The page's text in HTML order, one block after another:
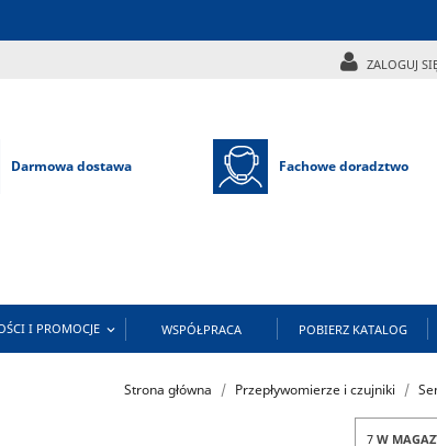
ZALOGUJ
Darmowa dostawa Fachowe doradztwo
I PROMOCJE  WSPÓŁPRACA POBIERZ KATALOG
Strona główna Przepływomierze i czujniki
7 W